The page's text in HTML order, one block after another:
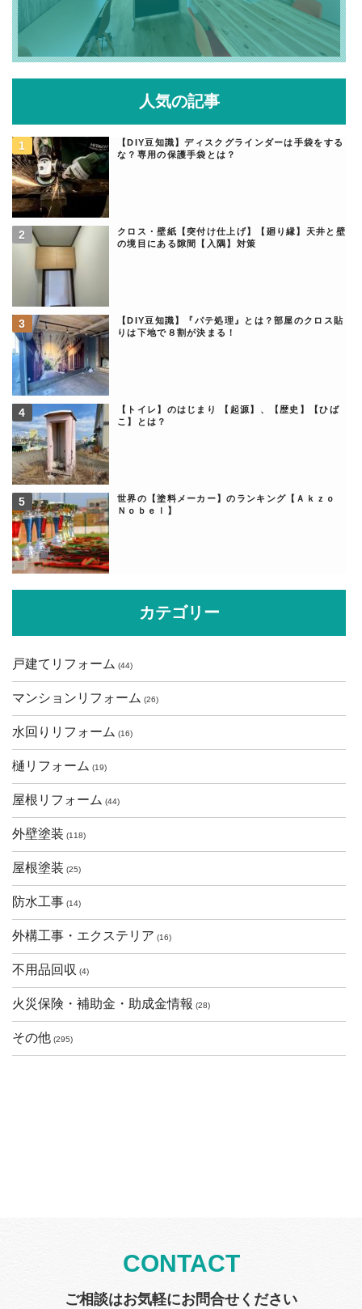
人気の記事
【DIY豆知識】ディスクグラインダーは手袋をする
な？専用の保護手袋とは？
クロス・壁紙【突付け仕上げ】【廻り縁】天井と壁
の境目にある隙間【入隅】対策
【DIY豆知識】『パテ処理』とは？部屋のクロス貼
りは下地で８割が決まる！
【トイレ】のはじまり 【起源】、【歴史】【ひば
こ】とは？
世界の【塗料メーカー】のランキング【Ａｋｚｏ
Ｎｏｂｅｌ】
カテゴリー
戸建てリフォーム (44)
マンションリフォーム (26)
水回りリフォーム (16)
樋リフォーム (19)
屋根リフォーム (44)
外壁塗装 (118)
屋根塗装 (25)
防水工事 (14)
外構工事・エクステリア (16)
不用品回収 (4)
火災保険・補助金・助成金情報 (28)
その他 (295)
CONTACT
ご相談はお気軽にお問合せください